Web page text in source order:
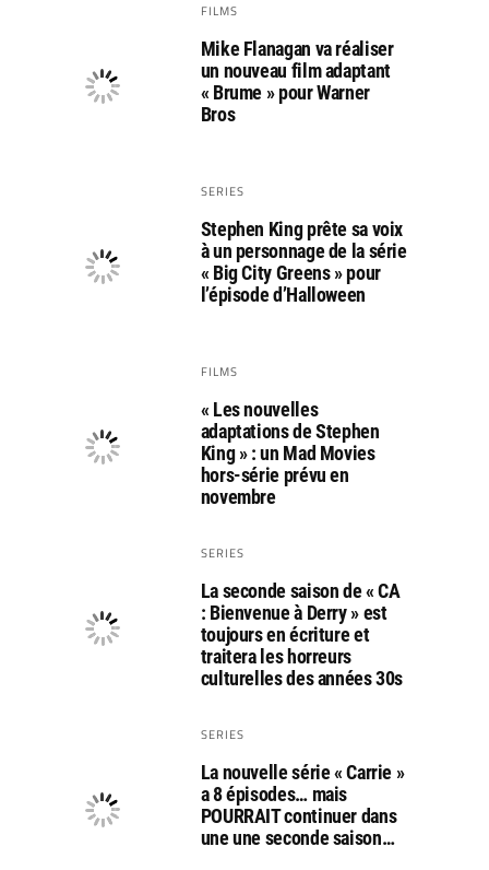
FILMS
Mike Flanagan va réaliser
un nouveau film adaptant
« Brume » pour Warner
Bros
SERIES
Stephen King prête sa voix
à un personnage de la série
« Big City Greens » pour
l’épisode d’Halloween
FILMS
« Les nouvelles
adaptations de Stephen
King » : un Mad Movies
hors-série prévu en
novembre
SERIES
La seconde saison de « CA
: Bienvenue à Derry » est
toujours en écriture et
traitera les horreurs
culturelles des années 30s
SERIES
La nouvelle série « Carrie »
a 8 épisodes… mais
POURRAIT continuer dans
une une seconde saison…